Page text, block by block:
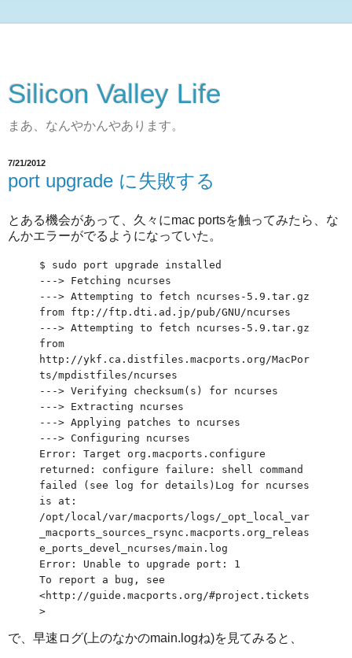
Silicon Valley Life
まあ、なんやかんやあります。
7/21/2012
port upgrade に失敗する
とある機会があって、久々にmac portsを触ってみたら、な
んかエラーがでるようになっていた。
$ sudo port upgrade installed
---> Fetching ncurses
---> Attempting to fetch ncurses-5.9.tar.gz
from ftp://ftp.dti.ad.jp/pub/GNU/ncurses
---> Attempting to fetch ncurses-5.9.tar.gz
from
http://ykf.ca.distfiles.macports.org/MacPor
ts/mpdistfiles/ncurses
---> Verifying checksum(s) for ncurses
---> Extracting ncurses
---> Applying patches to ncurses
---> Configuring ncurses
Error: Target org.macports.configure
returned: configure failure: shell command
failed (see log for details) Log for ncurses
is at:
/opt/local/var/macports/logs/_opt_local_var
_macports_sources_rsync.macports.org_releas
e_ports_devel_ncurses/main.log
Error: Unable to upgrade port: 1
To report a bug, see
<http://guide.macports.org/#project.tickets
>
で、早速ログ(上のなかのmain.logね)を見てみると、